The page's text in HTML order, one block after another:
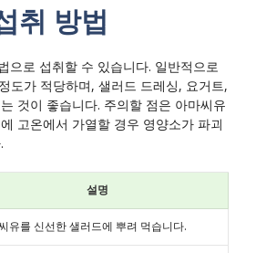
취 방법
으로 섭취할 수 있습니다. 일반적으로
도가 적당하며, 샐러드 드레싱, 요거트,
것이 좋습니다. 주의할 점은 아마씨유
고온에서 가열할 경우 영양소가 파괴
설명
유를 신선한 샐러드에 뿌려 먹습니다.